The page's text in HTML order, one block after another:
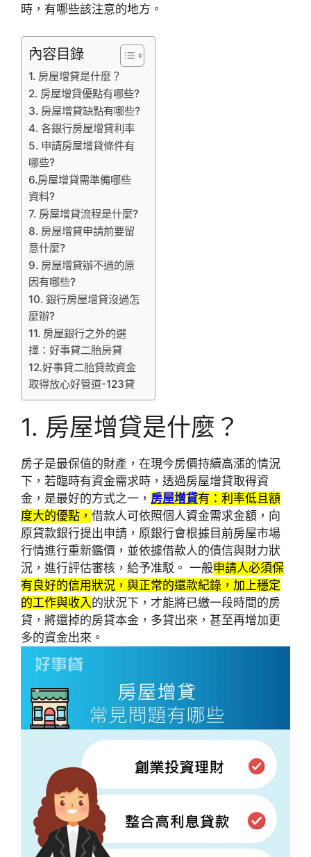
時，有哪些該注意的地方。
內容目錄
1. 房屋增貸是什麼？
2. 房屋增貸優點有哪些?
3. 房屋增貸缺點有哪些?
4. 各銀行房屋增貸利率
5. 申請房屋增貸條件有
哪些?
6.房屋增貸需準備哪些
資料?
7. 房屋增貸流程是什麼?
8. 房屋增貸申請前要留
意什麼?
9. 房屋增貸辦不過的原
因有哪些?
10. 銀行房屋增貸沒過怎
麼辦?
11. 房屋銀行之外的選
擇：好事貸二胎房貸
12.好事貸二胎貸款資金
取得放心好管道-123貸
1. 房屋增貸是什麼？
房子是最保值的財產，在現今房價持續高漲的情況
下，若臨時有資金需求時，透過房屋增貸取得資
金，是最好的方式之一， 房屋增貸有：利率低且額
度大的優點， 借款人可依照個人資金需求金額，向
原貸款銀行提出申請，原銀行會根據目前房屋市場
行情進行重新鑑價，並依據借款人的債信與財力狀
況，進行評估審核，給予准駁。 一般申請人必須保
有良好的信用狀況，與正常的還款紀錄，加上穩定
的工作與收入 的狀況下，才能將已繳一段時間的房
貸，將還掉的房貸本金，多貸出來，甚至再增加更
多的資金出來。